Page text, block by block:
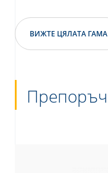
ВИЖТЕ ЦЯЛАТА ГАМА